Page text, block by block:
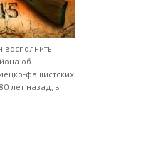
восполнить
об
фашистских
лет назад, в